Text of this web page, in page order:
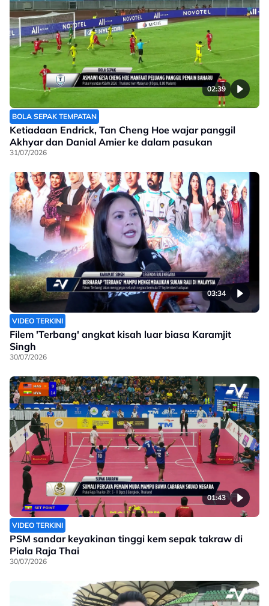
02:39
BOLA SEPAK TEMPATAN
Ketiadaan Endrick, Tan Cheng Hoe wajar panggil
Akhyar dan Danial Amier ke dalam pasukan
31/07/2026
03:34
VIDEO TERKINI
Filem 'Terbang' angkat kisah luar biasa Karamjit
Singh
30/07/2026
01:43
VIDEO TERKINI
PSM sandar keyakinan tinggi kem sepak takraw di
Piala Raja Thai
30/07/2026